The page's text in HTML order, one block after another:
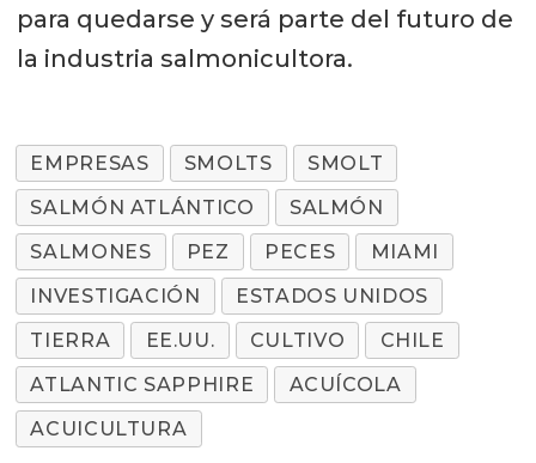
para quedarse y será parte del futuro de
la industria salmonicultora.
EMPRESAS SMOLTS
SMOLT
SALMÓN ATLÁNTICO
SALMÓN
SALMONES
PEZ PECES
MIAMI
INVESTIGACIÓN
ESTADOS UNIDOS
TIERRA
EE.UU. CULTIVO
CHILE
ATLANTIC SAPPHIRE
ACUÍCOLA
ACUICULTURA